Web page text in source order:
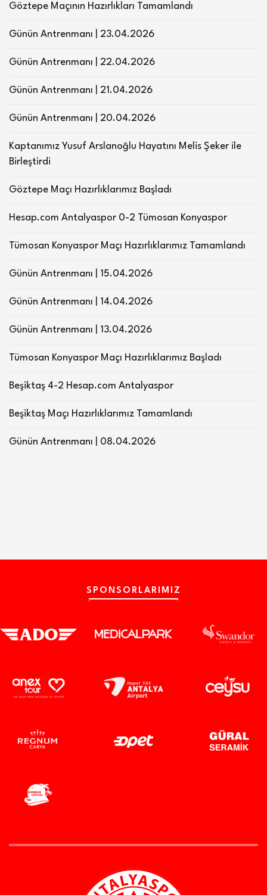
Göztepe Maçının Hazırlıkları Tamamlandı
Günün Antrenmanı | 23.04.2026
Günün Antrenmanı | 22.04.2026
Günün Antrenmanı | 21.04.2026
Günün Antrenmanı | 20.04.2026
Kaptanımız Yusuf Arslanoğlu Hayatını Melis Şeker ile
Birleştirdi
Göztepe Maçı Hazırlıklarımız Başladı
Hesap.com Antalyaspor 0-2 Tümosan Konyaspor
Tümosan Konyaspor Maçı Hazırlıklarımız Tamamlandı
Günün Antrenmanı | 15.04.2026
Günün Antrenmanı | 14.04.2026
Günün Antrenmanı | 13.04.2026
Tümosan Konyaspor Maçı Hazırlıklarımız Başladı
Beşiktaş 4-2 Hesap.com Antalyaspor
Beşiktaş Maçı Hazırlıklarımız Tamamlandı
Günün Antrenmanı | 08.04.2026
SPONSORLARIMIZ